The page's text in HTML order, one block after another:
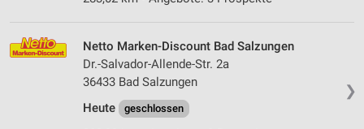
❯
Netto Marken-Discount Bad Salzungen
Dr.-Salvador-Allende-Str. 2a
36433 Bad Salzungen
Heute
geschlossen